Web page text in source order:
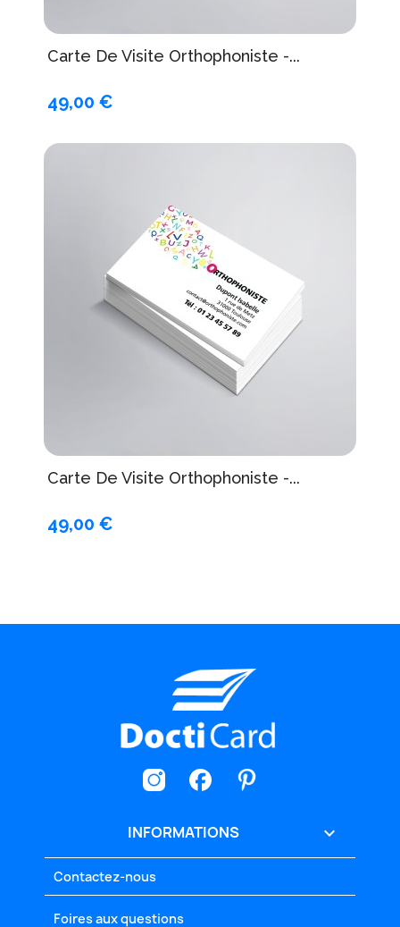
Carte De Visite Orthophoniste -...
49,00 €
Carte De Visite Orthophoniste -...
49,00 €
INFORMATIONS 
Contactez-nous
Foires aux questions